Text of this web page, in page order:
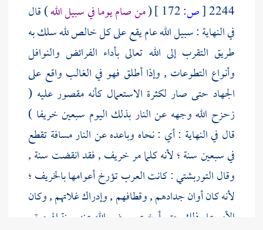
2244
[ص: (من صام يوما في سبيل الله) قال
في النهاية : سبيل الله عام يقع على كل خالص لله سلك به
طريق التقرب إلى الله تعالى بأداء الفرائض والنوافل
وأنواع التطوعات , وإذا أطلق فهو في الغالب واقع على
الجهاد حتى صار لكثرة الاستعمال كأنه مقصور عليه (
زحزح الله وجهه عن النار بذلك اليوم سبعين خريفا )
قال في النهاية : أي : نحاه وباعده عن النار مسافة تقطع
في سبعين سنة ؛ لأنه كلما مر خريف , فقد انقضت سنة ,
وقالالتوربشتي: كانت العرب تؤرخ أعوامها بالخريف ؛
لأنه كان أوان جدادهم , وقطافهم , وإدراك غلاتهم , وكان
الأمر على ذلك حتى أرخ عمر رضي الله عنه بسنة الهجرة .